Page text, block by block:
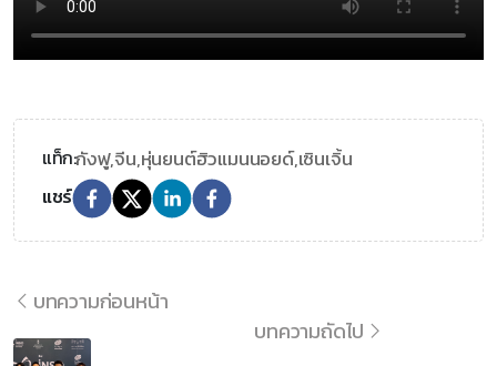
แท็ก:กังฟู,จีน,หุ่นยนต์ฮิวแมนนอยด์,เซินเจิ้น
แชร์
บทความก่อนหน้า
บทความถัดไป